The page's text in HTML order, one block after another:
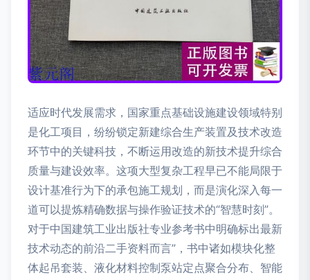
适应时代发展需求，国家重点基础设施建设领域特别
是化工项目，纷纷锁定新建综合生产装置及技术改造
环节中的关键科技，不断运用改造的新技术提升综合
质量与建设效率。这项大型复杂工程早已不能局限于
设计基准行为下的承包施工规划，而是演化深入每一
道可以提炼精确数据与操作验证技术的“智慧时刻”。
对于中国建筑工业出版社专业参考书中明确标出最新
技术动态的前沿二手资料而言”，书中诸如模块化整
体起吊套装、液化材料控制泵站定点聚合分布、智能